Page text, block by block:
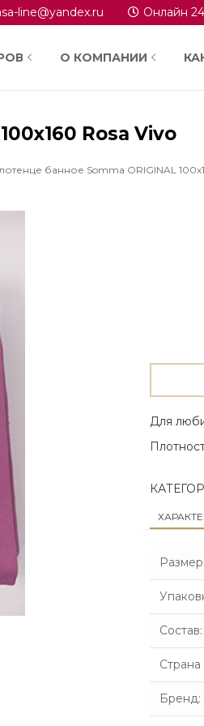
line@yandex.ru Онлайн
О КОМПАНИИ
Rosa Vivo
банное Somma ORIGINAL
Для
Размер
Состав:
Страна
Бренд: